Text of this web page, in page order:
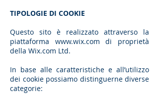
TIPOLOGIE DI COOKIE
Questo sito è realizzato attraverso la
piattaforma www.wix.com di proprietà
della Wix.com Ltd.
In base alle caratteristiche e all’utilizzo
dei cookie possiamo distinguerne diverse
categorie: